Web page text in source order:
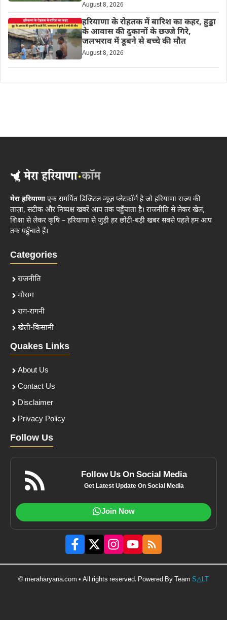
August 8, 2026
हरियाणा के रोहतक में बारिश का कहर, हुड्डा
के आवास की दुकानों के छज्जे गिरे,
जलभराव में डूबने से बच्चे की मौत
August 8, 2026
मेरा हरियाणाएक समर्पित डिजिटल न्यूज़ प्लेटफ़ॉर्म है जो हरियाणा राज्य की
ताज़ा, सटीक और निष्पक्ष खबरें आप तक पहुँचाता है। राजनीति से लेकर खेल,
शिक्षा से लेकर कृषि – हरियाणा से जुड़ी हर छोटी-बड़ी खबर सबसे पहले हम आप
तक पहुँचाते हैं।
Categories
राजनीति
मौसम
राग-रागनी
खेती-किसानी
Quakes Links
About Us
Contact Us
Disclaimer
Privacy Policy
Follow Us
Follow Us On Social Media
Get Latest Update On Social Media
Join Now
© meraharyana.com • All rights reserved. Powered By Team S△LT